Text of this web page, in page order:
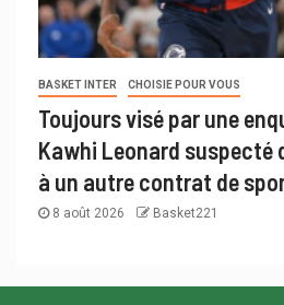
BASKET INTER CHOISIE POUR VOUS
Toujours visé par une
Kawhi Leonard suspecté
à un autre contrat de
8 août 2026 Basket221